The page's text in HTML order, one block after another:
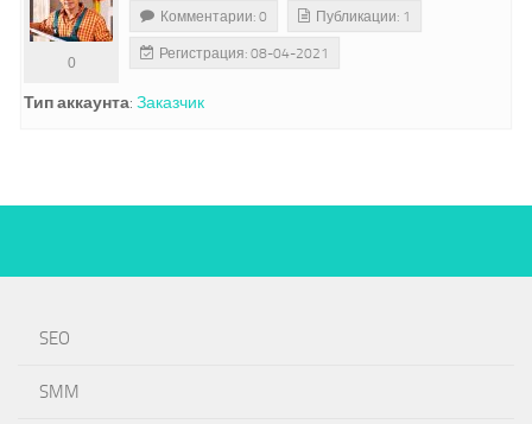
0
Комментарии: 0 Публикации: 1
Регистрация: 08-04-2021
Тип аккаунта: Заказчик
SEO
SMM